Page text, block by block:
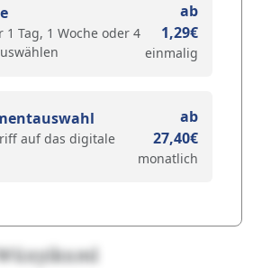
Tag, 1 Woche oder 4
ab
1,29€
einmalig
auf das digitale
ab
27,40€
monatlich